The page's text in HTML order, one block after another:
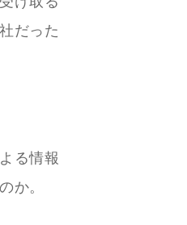
だった
る情報
か。